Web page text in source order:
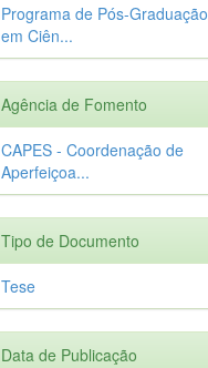
Programa de Pós-Graduação
em Ciên...
Agência de Fomento
CAPES - Coordenação de
Aperfeiçoa...
Tipo de Documento
Tese
Data de Publicação